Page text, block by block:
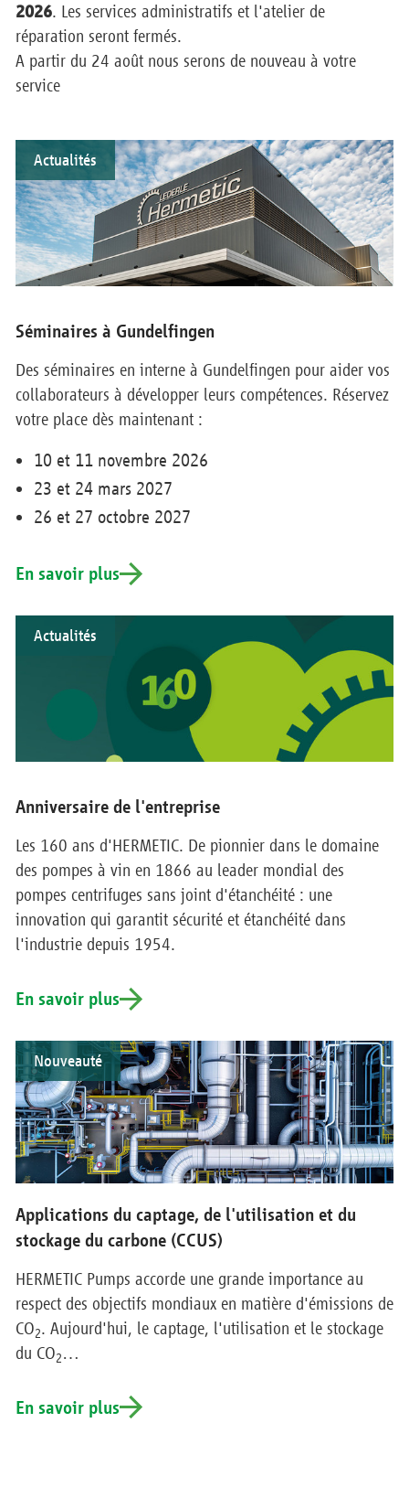
2026. Les services administratifs et l'atelier de
réparation seront fermés.
A partir du 24 août nous serons de nouveau à votre
service
Actualités
Séminaires à Gundelfingen
Des séminaires en interne à Gundelfingen pour aider vos
collaborateurs à développer leurs compétences. Réservez
votre place dès maintenant :
10 et 11 novembre 2026
23 et 24 mars 2027
26 et 27 octobre 2027
En savoir plus
Actualités
Anniversaire de l'entreprise
Les 160 ans d'HERMETIC. De pionnier dans le domaine
des pompes à vin en 1866 au leader mondial des
pompes centrifuges sans joint d'étanchéité : une
innovation qui garantit sécurité et étanchéité dans
l'industrie depuis 1954.
En savoir plus
Nouveauté
Applications du captage, de l'utilisation et du
stockage du carbone (CCUS)
HERMETIC Pumps accorde une grande importance au
respect des objectifs mondiaux en matière d'émissions de
CO2. Aujourd'hui, le captage, l'utilisation et le stockage
du CO2…
En savoir plus